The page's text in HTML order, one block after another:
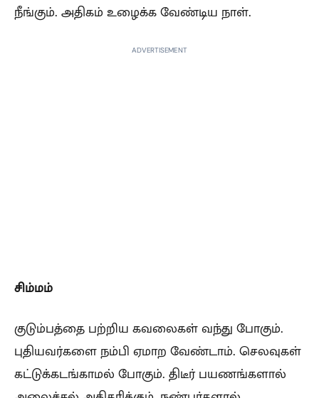
நீங்கும். அதிகம் உழைக்க வேண்டிய நாள்.
ADVERTISEMENT
சிம்மம்
குடும்பத்தை பற்றிய கவலைகள் வந்து போகும்.
புதியவர்களை நம்பி ஏமாற வேண்டாம். செலவுகள்
கட்டுக்கடங்காமல் போகும். திடீர் பயணங்களால்